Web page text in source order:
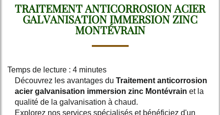
TRAITEMENT ANTICORROSION ACIER
GALVANISATION IMMERSION ZINC
MONTÉVRAIN
Temps de lecture : 4 minutes
Découvrez les avantages du Traitement anticorrosion
acier galvanisation immersion zinc Montévrain et la
qualité de la galvanisation à chaud.
Explorez nos services spécialisés et bénéficiez d'un